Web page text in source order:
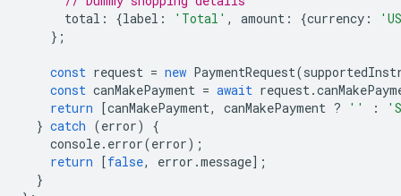
total : {label : 'Total' , amount : {currency :
};
const request = new PaymentRequest(
const canMakePayment = await request.
return
[canMakePayment, canMakePayment ? '' :
} catch (error)
{
console. error(error);
return
[false, error .message];
}